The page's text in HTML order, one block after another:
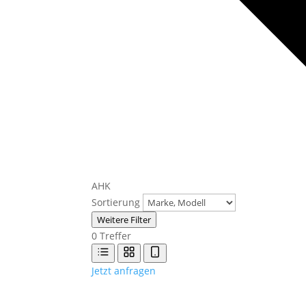
AHK
Sortierung
Weitere Filter
0 Treffer
Jetzt anfragen